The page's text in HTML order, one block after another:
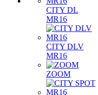
CITY DL
MR16
CITY DLV
MR16
ZOOM